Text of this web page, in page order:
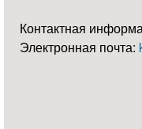
Контактная
Электронная почта: